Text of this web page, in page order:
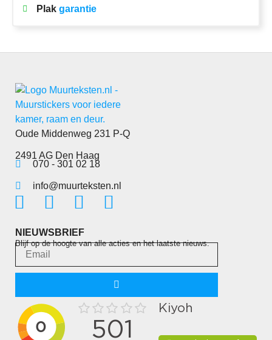
Plak garantie
Oude Middenweg 231 P-Q
2491 AG Den Haag
070 - 301 02 18
info@muurteksten.nl
NIEUWSBRIEF
Blijf op de hoogte van alle acties en het laatste nieuws.